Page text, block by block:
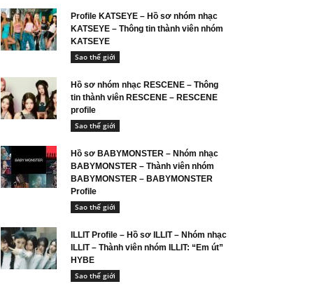
Profile KATSEYE – Hồ sơ nhóm nhạc
KATSEYE – Thông tin thành viên nhóm
KATSEYE
Sao thế giới
Hồ sơ nhóm nhạc RESCENE – Thông
tin thành viên RESCENE – RESCENE
profile
Sao thế giới
Hồ sơ BABYMONSTER – Nhóm nhạc
BABYMONSTER – Thành viên nhóm
BABYMONSTER – BABYMONSTER
Profile
Sao thế giới
ILLIT Profile – Hồ sơ ILLIT – Nhóm nhạc
ILLIT – Thành viên nhóm ILLIT: “Em út”
HYBE
Sao thế giới